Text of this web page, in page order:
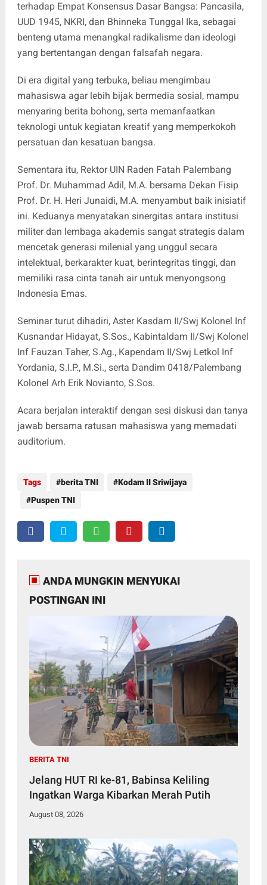
terhadap Empat Konsensus Dasar Bangsa: Pancasila,
UUD 1945, NKRI, dan Bhinneka Tunggal Ika, sebagai
benteng utama menangkal radikalisme dan ideologi
yang bertentangan dengan falsafah negara.
Di era digital yang terbuka, beliau mengimbau
mahasiswa agar lebih bijak bermedia sosial, mampu
menyaring berita bohong, serta memanfaatkan
teknologi untuk kegiatan kreatif yang memperkokoh
persatuan dan kesatuan bangsa.
Sementara itu, Rektor UIN Raden Fatah Palembang
Prof. Dr. Muhammad Adil, M.A. bersama Dekan Fisip
Prof. Dr. H. Heri Junaidi, M.A. menyambut baik inisiatif
ini. Keduanya menyatakan sinergitas antara institusi
militer dan lembaga akademis sangat strategis dalam
mencetak generasi milenial yang unggul secara
intelektual, berkarakter kuat, berintegritas tinggi, dan
memiliki rasa cinta tanah air untuk menyongsong
Indonesia Emas.
Seminar turut dihadiri, Aster Kasdam II/Swj Kolonel Inf
Kusnandar Hidayat, S.Sos., Kabintaldam II/Swj Kolonel
Inf Fauzan Taher, S.Ag., Kapendam II/Swj Letkol Inf
Yordania, S.I.P., M.Si., serta Dandim 0418/Palembang
Kolonel Arh Erik Novianto, S.Sos.
Acara berjalan interaktif dengan sesi diskusi dan tanya
jawab bersama ratusan mahasiswa yang memadati
auditorium.
Tags berita TNI
Kodam II Sriwijaya
Puspen TNI
ANDA MUNGKIN MENYUKAI
POSTINGAN INI
BERITA TNI
Jelang HUT RI ke-81, Babinsa Keliling
Ingatkan Warga Kibarkan Merah Putih
August 08, 2026